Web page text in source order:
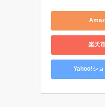
楽天
Yahoo!シ